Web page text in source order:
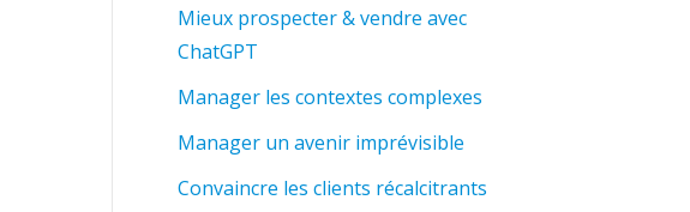
Mieux prospecter & vendre avec
ChatGPT
Manager les contextes complexes
Manager un avenir imprévisible
Convaincre les clients récalcitrants